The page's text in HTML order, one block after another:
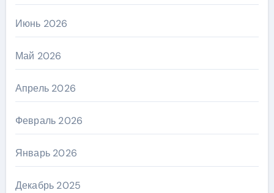
Июнь 2026
Май 2026
Апрель 2026
Февраль 2026
Январь 2026
Декабрь 2025